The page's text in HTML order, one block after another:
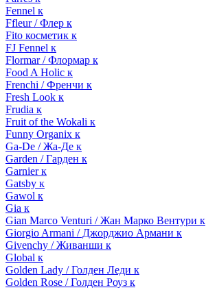
Fennel к
Ffleur / Флер к
Fito косметик к
FJ Fennel к
Flormar / Флормар к
Food A Holic к
Frenchi / Френчи к
Fresh Look к
Frudia к
Fruit of the Wokali к
Funny Organix к
Ga-De / Жа-Де к
Garden / Гарден к
Garnier к
Gatsby к
Gawol к
Gia к
Gian Marco Venturi / Жан Марко Вентури к
Giorgio Armani / Джорджио Армани к
Givenchy / Живанши к
Global к
Golden Lady / Голден Леди к
Golden Rose / Голден Роуз к